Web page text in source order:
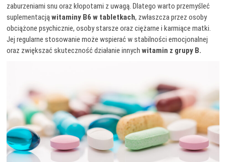
zaburzeniami snu oraz kłopotami z uwagą. Dlatego warto przemyśleć
suplementacjąwitaminy B6 w tabletkach, zwłaszcza przez osoby
obciążone psychicznie, osoby starsze oraz ciężarne i karmiące matki.
Jej regularne stosowanie może wspierać w stabilności emocjonalnej
oraz zwiększać skuteczność działanie innychwitamin z grupy B.